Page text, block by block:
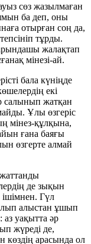
сөз жазылмаған
ба деп, оны
отырған соң да,
тұрды.
жалақтап
мінезі-ай.
бала күніңде
екі
салынып жатқан
Ұлы өзгеріс
мінез-құлқына,
ғана баяғы
өзгерте алмай
де зықын
Гүл
алыстан ұшып
аз уақытта әр
жүреді де,
көздің арасында ол